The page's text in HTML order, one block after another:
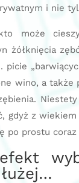
i nie
może
żółknięcia
picie
wino, a także
gdyż z
po prostu